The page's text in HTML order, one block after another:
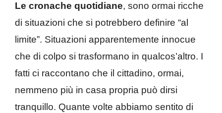
Le cronache quotidiane, sono ormai ricche
di situazioni che si potrebbero definire “al
limite”. Situazioni apparentemente innocue
che di colpo si trasformano in qualcos’altro. I
fatti ci raccontano che il cittadino, ormai,
nemmeno più in casa propria può dirsi
tranquillo. Quante volte abbiamo sentito di